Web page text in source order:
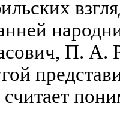
П. А.